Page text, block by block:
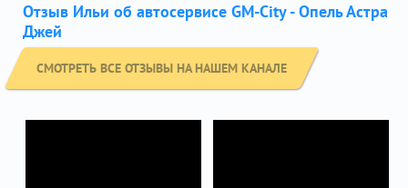
Отзыв Ильи об автосервисе GM-City - Опель Астра
Джей
СМОТРЕТЬ ВСЕ ОТЗЫВЫ НА НАШЕМ КАНАЛЕ